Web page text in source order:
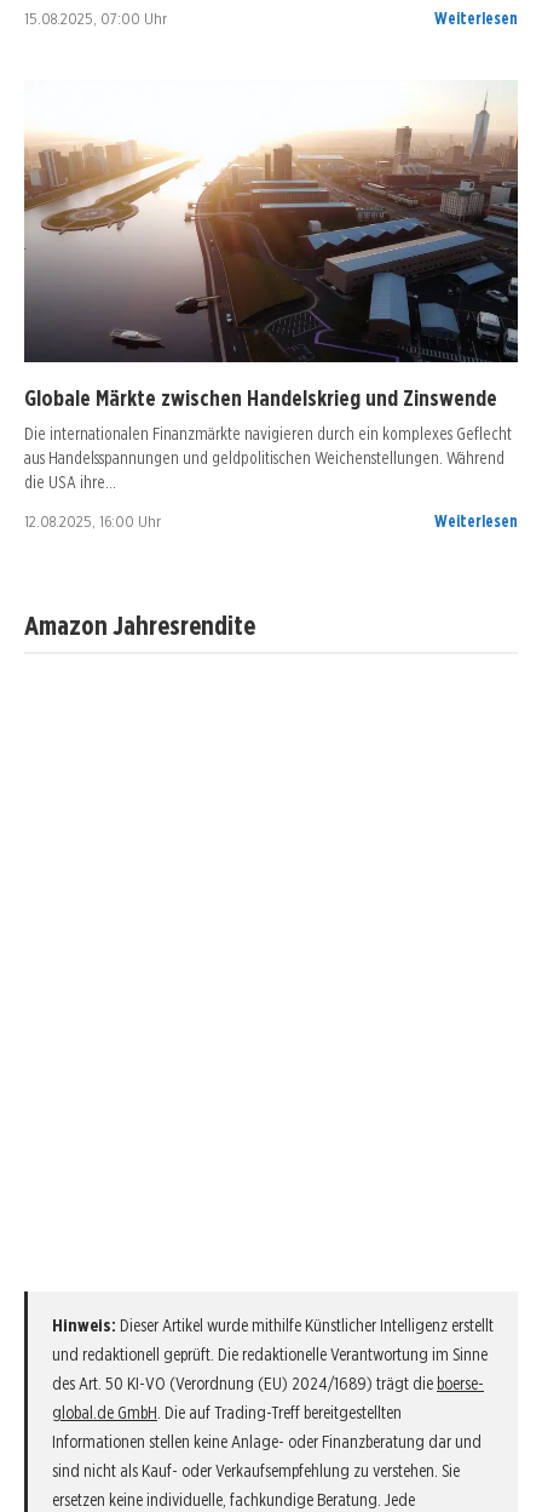
15.08.2025, 07:00 Uhr Weiterlesen
Globale Märkte zwischen Handelskrieg und Zinswende
Die internationalen Finanzmärkte navigieren durch ein komplexes Geflecht
aus Handelsspannungen und geldpolitischen Weichenstellungen. Während
die USA ihre…
12.08.2025, 16:00 Uhr Weiterlesen
Amazon Jahresrendite
Hinweis: Dieser Artikel wurde mithilfe Künstlicher Intelligenz erstellt
und redaktionell geprüft. Die redaktionelle Verantwortung im Sinne
des Art. 50 KI-VO (Verordnung (EU) 2024/1689) trägt die boerse-
global.de GmbH . Die auf Trading-Treff bereitgestellten
Informationen stellen keine Anlage- oder Finanzberatung dar und
sind nicht als Kauf- oder Verkaufsempfehlung zu verstehen. Sie
ersetzen keine individuelle, fachkundige Beratung. Jede